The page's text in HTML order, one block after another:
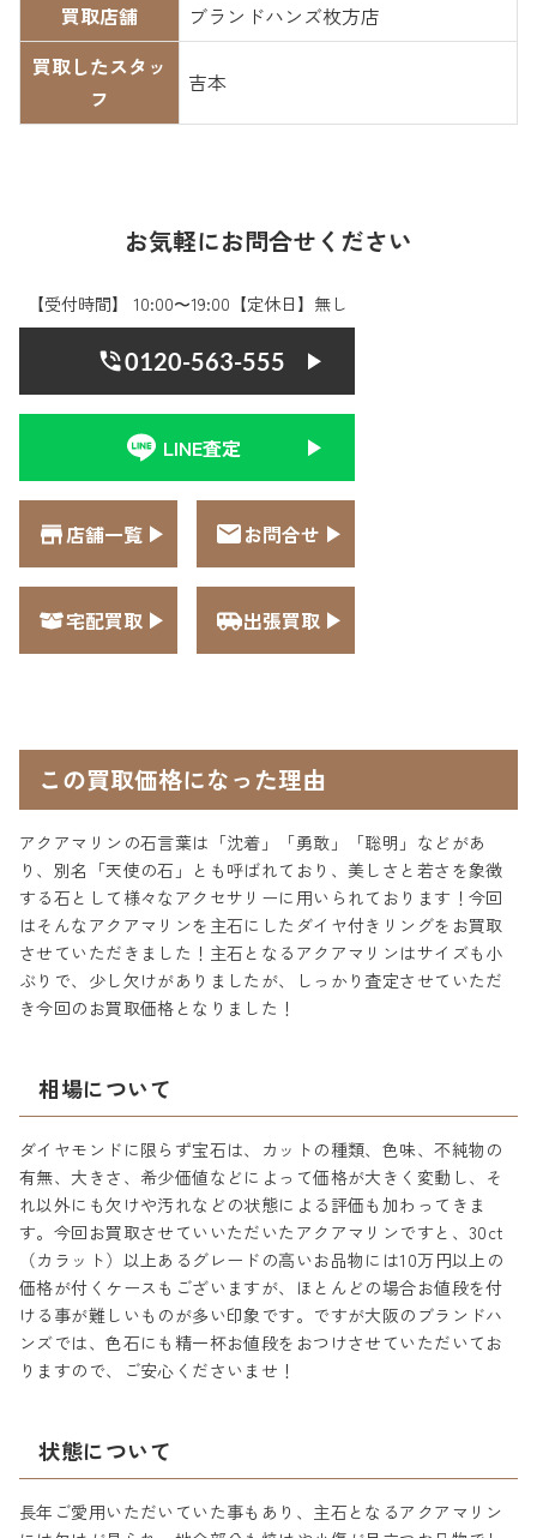
買取店舗
ブランドハンズ枚方店
買取したスタッ
フ
吉本
お気軽にお問合せください
【受付時間】 10:00〜19:00【定休日】無し
0120-563-555
LINE査定
店舗一覧 お問合せ
宅配買取 出張買取
この買取価格になった理由
アクアマリンの石言葉は「沈着」「勇敢」「聡明」などがあ
り、別名「天使の石」とも呼ばれており、美しさと若さを象徴
する石として様々なアクセサリーに用いられております！今回
はそんなアクアマリンを主石にしたダイヤ付きリングをお買取
させていただきました！主石となるアクアマリンはサイズも小
ぶりで、少し欠けがありましたが、しっかり査定させていただ
き今回のお買取価格となりました！
相場について
ダイヤモンドに限らず宝石は、カットの種類、色味、不純物の
有無、大きさ、希少価値などによって価格が大きく変動し、そ
れ以外にも欠けや汚れなどの状態による評価も加わってきま
す。今回お買取させていいただいたアクアマリンですと、30ct
（カラット）以上あるグレードの高いお品物には10万円以上の
価格が付くケースもございますが、ほとんどの場合お値段を付
ける事が難しいものが多い印象です。ですが大阪のブランドハ
ンズでは、色石にも精一杯お値段をおつけさせていただいてお
りますので、ご安心くださいませ！
状態について
長年ご愛用いただいていた事もあり、主石となるアクアマリン